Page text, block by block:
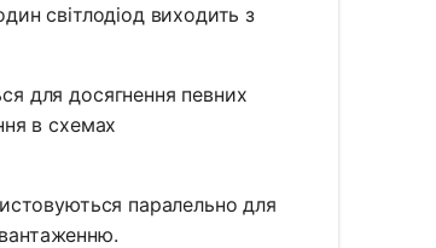
світлодіод виходить з
для досягнення певних
в схемах
паралельно для